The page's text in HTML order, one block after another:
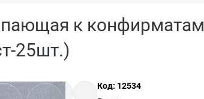
к
25шт.)
Код: 12534